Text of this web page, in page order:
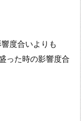
度合いよりも
った時の影響度合